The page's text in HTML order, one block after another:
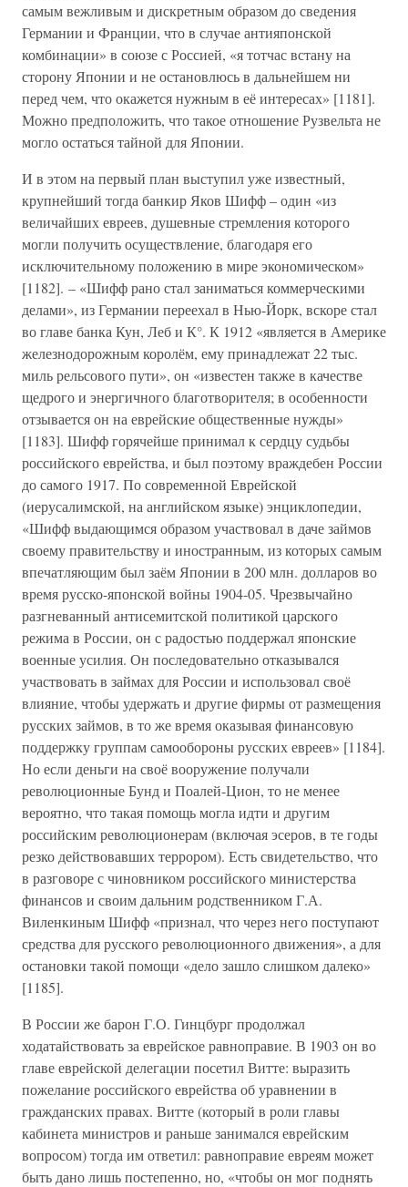
самым вежливым и дискретным образом до сведения
Германии и Франции, что в случае антияпонской
комбинации» в союзе с Россией, «я тотчас встану на
сторону Японии и не остановлюсь в дальнейшем ни
перед чем, что окажется нужным в её интересах» [1181].
Можно предположить, что такое отношение Рузвельта не
могло остаться тайной для Японии.
И в этом на первый план выступил уже известный,
крупнейший тогда банкир Яков Шифф – один «из
величайших евреев, душевные стремления которого
могли получить осуществление, благодаря его
исключительному положению в мире экономическом»
[1182]. – «Шифф рано стал заниматься коммерческими
делами», из Германии переехал в Нью-Йорк, вскоре стал
во главе банка Кун, Леб и К°. К 1912 «является в Америке
железнодорожным королём, ему принадлежат 22 тыс.
миль рельсового пути», он «известен также в качестве
щедрого и энергичного благотворителя; в особенности
отзывается он на еврейские общественные нужды»
[1183]. Шифф горячейше принимал к сердцу судьбы
российского еврейства, и был поэтому враждебен России
до самого 1917. По современной Еврейской
(иерусалимской, на английском языке) энциклопедии,
«Шифф выдающимся образом участвовал в даче займов
своему правительству и иностранным, из которых самым
впечатляющим был заём Японии в 200 млн. долларов во
время русско-японской войны 1904-05. Чрезвычайно
разгневанный антисемитской политикой царского
режима в России, он с радостью поддержал японские
военные усилия. Он последовательно отказывался
участвовать в займах для России и использовал своё
влияние, чтобы удержать и другие фирмы от размещения
русских займов, в то же время оказывая финансовую
поддержку группам самообороны русских евреев» [1184].
Но если деньги на своё вооружение получали
революционные Бунд и Поалей-Цион, то не менее
вероятно, что такая помощь могла идти и другим
российским революционерам (включая эсеров, в те годы
резко действовавших террором). Есть свидетельство, что
в разговоре с чиновником российского министерства
финансов и своим дальним родственником Г.А.
Виленкиным Шифф «признал, что через него поступают
средства для русского революционного движения», а для
остановки такой помощи «дело зашло слишком далеко»
[1185].
В России же барон Г.О. Гинцбург продолжал
ходатайствовать за еврейское равноправие. В 1903 он во
главе еврейской делегации посетил Витте: выразить
пожелание российского еврейства об уравнении в
гражданских правах. Витте (который в роли главы
кабинета министров и раньше занимался еврейским
вопросом) тогда им ответил: равноправие евреям может
быть дано лишь постепенно, но, «чтобы он мог поднять